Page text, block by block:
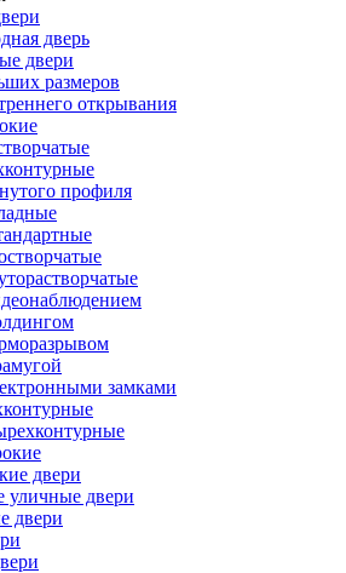
дверь
двери
размеров
открывания
профиля
замками
двери
уличные двери
двери